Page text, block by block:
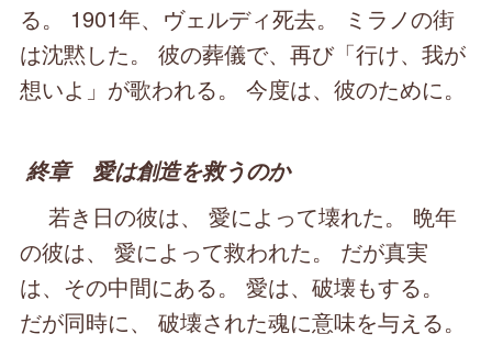
る。 1901年、ヴェルディ死去。 ミラノの街
は沈黙した。 彼の葬儀で、再び「行け、我が
想いよ」が歌われる。 今度は、彼のために。
終章 愛は創造を救うのか
若き日の彼は、 愛によって壊れた。 晩年
の彼は、 愛によって救われた。 だが真実
は、その中間にある。 愛は、破壊もする。
だが同時に、 破壊された魂に意味を与える。